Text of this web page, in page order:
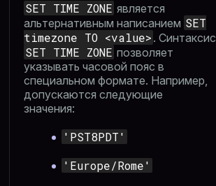
SET TIME ZONE является
альтернативным написанием SET
timezone TO <value> . Синтаксис
SET TIME ZONE позволяет
указывать часовой пояс в
специальном формате. Например,
допускаются следующие
значения:
'PST8PDT'
'Europe/Rome'